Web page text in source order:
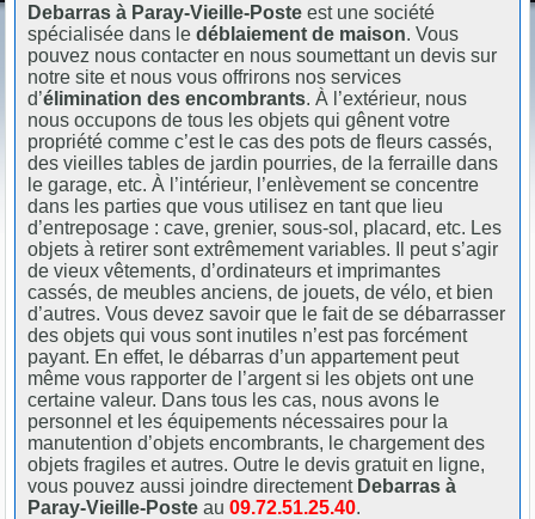
Debarras à Paray-Vieille-Posteest une société
spécialisée dans ledéblaiement de maison. Vous
pouvez nous contacter en nous soumettant un devis sur
notre site et nous vous offrirons nos services
d’élimination des encombrants. À l’extérieur, nous
nous occupons de tous les objets qui gênent votre
propriété comme c’est le cas des pots de fleurs cassés,
des vieilles tables de jardin pourries, de la ferraille dans
le garage, etc. À l’intérieur, l’enlèvement se concentre
dans les parties que vous utilisez en tant que lieu
d’entreposage : cave, grenier, sous-sol, placard, etc. Les
objets à retirer sont extrêmement variables. Il peut s’agir
de vieux vêtements, d’ordinateurs et imprimantes
cassés, de meubles anciens, de jouets, de vélo, et bien
d’autres. Vous devez savoir que le fait de se débarrasser
des objets qui vous sont inutiles n’est pas forcément
payant. En effet, le débarras d’un appartement peut
même vous rapporter de l’argent si les objets ont une
certaine valeur. Dans tous les cas, nous avons le
personnel et les équipements nécessaires pour la
manutention d’objets encombrants, le chargement des
objets fragiles et autres. Outre le devis gratuit en ligne,
vous pouvez aussi joindre directement Debarras à
Paray-Vieille-Posteau09.72.51.25.40.